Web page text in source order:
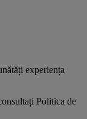
experiența
Politica de